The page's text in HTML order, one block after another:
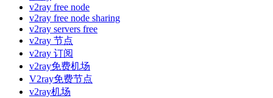
v2ray free node
v2ray free node sharing
v2ray servers free
v2ray 节点
v2ray 订阅
v2ray免费机场
V2ray免费节点
v2ray机场